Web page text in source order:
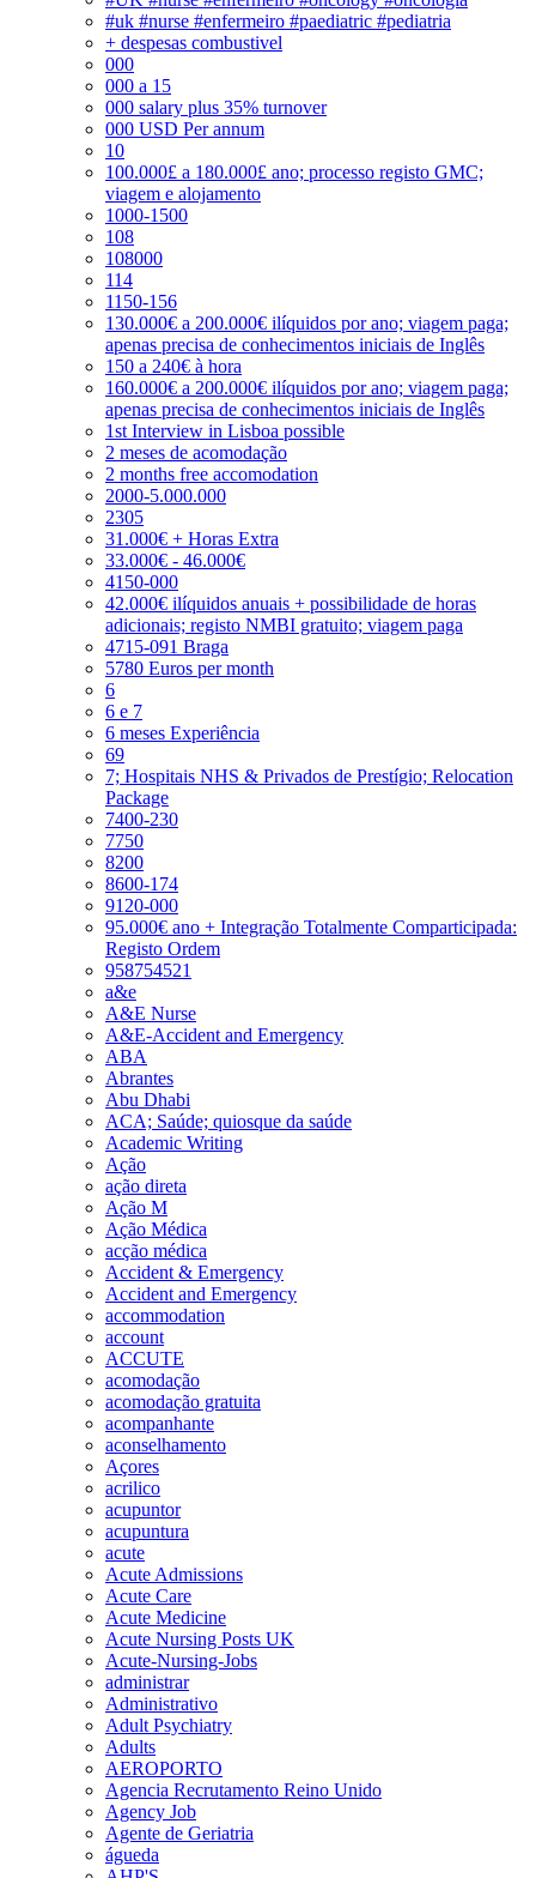
#uk #nurse #enfermeiro #paediatric #pediatria
+ despesas combustivel
000
000 a 15
000 salary plus 35% turnover
000 USD Per annum
10
100.000£ a 180.000£ ano; processo registo GMC;
viagem e alojamento
1000-1500
108
108000
114
1150-156
130.000€ a 200.000€ ilíquidos por ano; viagem paga;
apenas precisa de conhecimentos iniciais de Inglês
150 a 240€ à hora
160.000€ a 200.000€ ilíquidos por ano; viagem paga;
apenas precisa de conhecimentos iniciais de Inglês
1st Interview in Lisboa possible
2 meses de acomodação
2 months free accomodation
2000-5.000.000
2305
31.000€ + Horas Extra
33.000€ - 46.000€
4150-000
42.000€ ilíquidos anuais + possibilidade de horas
adicionais; registo NMBI gratuito; viagem paga
4715-091 Braga
5780 Euros per month
6
6 e 7
6 meses Experiência
69
7; Hospitais NHS & Privados de Prestígio; Relocation
Package
7400-230
7750
8200
8600-174
9120-000
95.000€ ano + Integração Totalmente Comparticipada:
Registo Ordem
958754521
a&e
A&E Nurse
A&E-Accident and Emergency
ABA
Abrantes
Abu Dhabi
ACA; Saúde; quiosque da saúde
Academic Writing
Ação
ação direta
Ação M
Ação Médica
acção médica
Accident & Emergency
Accident and Emergency
accommodation
account
ACCUTE
acomodação
acomodação gratuita
acompanhante
aconselhamento
Açores
acrilico
acupuntor
acupuntura
acute
Acute Admissions
Acute Care
Acute Medicine
Acute Nursing Posts UK
Acute-Nursing-Jobs
administrar
Administrativo
Adult Psychiatry
Adults
AEROPORTO
Agencia Recrutamento Reino Unido
Agency Job
Agente de Geriatria
águeda